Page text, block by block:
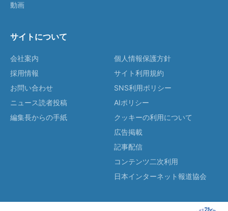
動画
サイトについて
会社案内
採用情報
お問い合わせ
ニュース読者投稿
編集長からの手紙
個人情報保護方針
サイト利用規約
SNS利用ポリシー
AIポリシー
クッキーの利用について
広告掲載
記事配信
コンテンツ二次利用
日本インターネット報道協会